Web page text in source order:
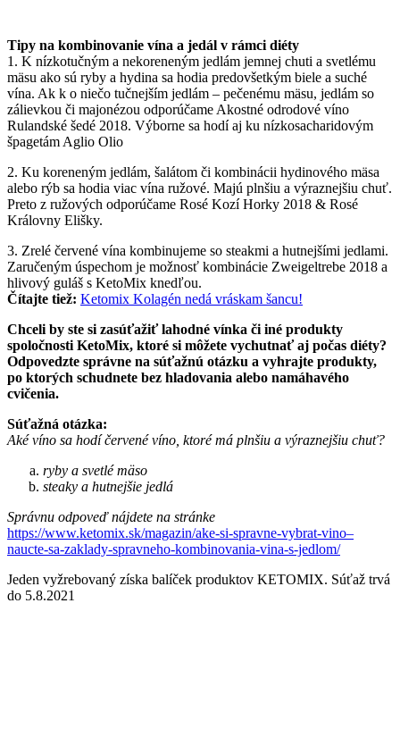
Tipy na kombinovanie vína a jedál v rámci diéty
1. K nízkotučným a nekoreneným jedlám jemnej chuti a svetlému
mäsu ako sú ryby a hydina sa hodia predovšetkým biele a suché
vína. Ak k o niečo tučnejším jedlám – pečenému mäsu, jedlám so
zálievkou či majonézou odporúčame Akostné odrodové víno
Rulandské šedé 2018. Výborne sa hodí aj ku nízkosacharidovým
špagetám Aglio Olio
2. Ku koreneným jedlám, šalátom či kombinácii hydinového mäsa
alebo rýb sa hodia viac vína ružové. Majú plnšiu a výraznejšiu chuť.
Preto z ružových odporúčame Rosé Kozí Horky 2018 & Rosé
Královny Elišky.
3. Zrelé červené vína kombinujeme so steakmi a hutnejšími jedlami.
Zaručeným úspechom je možnosť kombinácie Zweigeltrebe 2018 a
hlivový guláš s KetoMix knedľou.
Čítajte tiež: Ketomix Kolagén nedá vráskam šancu!
Chceli by ste si zasúťažiť lahodné vínka či iné produkty
spoločnosti KetoMix, ktoré si môžete vychutnať aj počas diéty?
Odpovedzte správne na súťažnú otázku a vyhrajte produkty,
po ktorých schudnete bez hladovania alebo namáhavého
cvičenia.
Súťažná otázka:
Aké víno sa hodí červené víno, ktoré má plnšiu a výraznejšiu chuť?
ryby a svetlé mäso
steaky a hutnejšie jedlá
Správnu odpoveď nájdete na stránke
https://www.ketomix.sk/magazin/ake-si-spravne-vybrat-vino–
naucte-sa-zaklady-spravneho-kombinovania-vina-s-jedlom/
Jeden vyžrebovaný získa balíček produktov KETOMIX. Súťaž trvá
do 5.8.2021